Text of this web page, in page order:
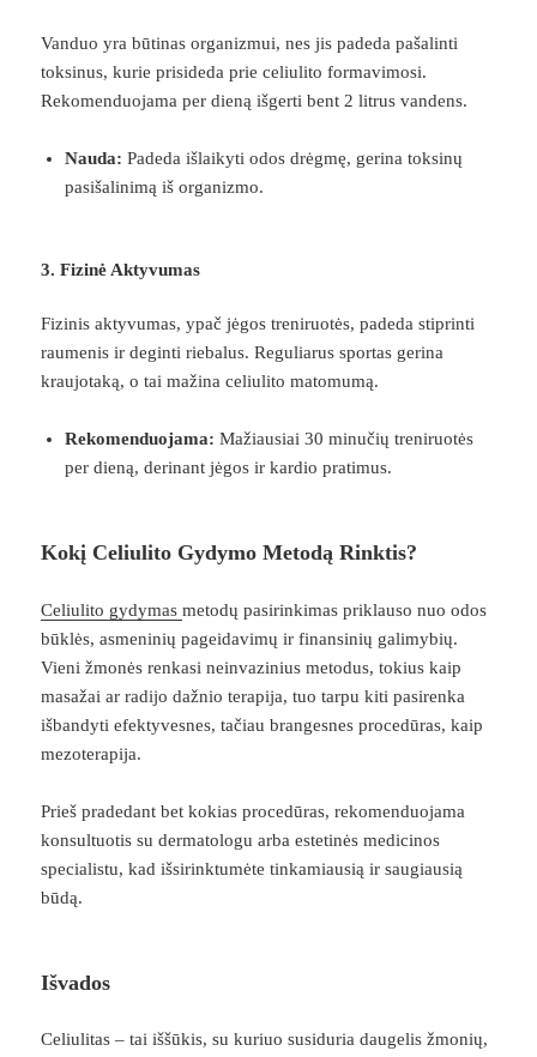
Vanduo yra būtinas organizmui, nes jis padeda pašalinti
toksinus, kurie prisideda prie celiulito formavimosi.
Rekomenduojama per dieną išgerti bent 2 litrus vandens.
Nauda: Padeda išlaikyti odos drėgmę, gerina toksinų
pasišalinimą iš organizmo.
3. Fizinė Aktyvumas
Fizinis aktyvumas, ypač jėgos treniruotės, padeda stiprinti
raumenis ir deginti riebalus. Reguliarus sportas gerina
kraujotaką, o tai mažina celiulito matomumą.
Rekomenduojama: Mažiausiai 30 minučių treniruotės
per dieną, derinant jėgos ir kardio pratimus.
Kokį Celiulito Gydymo Metodą Rinktis?
Celiulito gydymas metodų pasirinkimas priklauso nuo odos
būklės, asmeninių pageidavimų ir finansinių galimybių.
Vieni žmonės renkasi neinvazinius metodus, tokius kaip
masažai ar radijo dažnio terapija, tuo tarpu kiti pasirenka
išbandyti efektyvesnes, tačiau brangesnes procedūras, kaip
mezoterapija.
Prieš pradedant bet kokias procedūras, rekomenduojama
konsultuotis su dermatologu arba estetinės medicinos
specialistu, kad išsirinktumėte tinkamiausią ir saugiausią
būdą.
Išvados
Celiulitas – tai iššūkis, su kuriuo susiduria daugelis žmonių,